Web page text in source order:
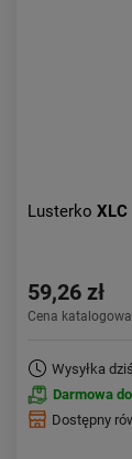
Lusterko XLC
59,26 zł
Cena
Wysyłka
Darmowa
Dostępny